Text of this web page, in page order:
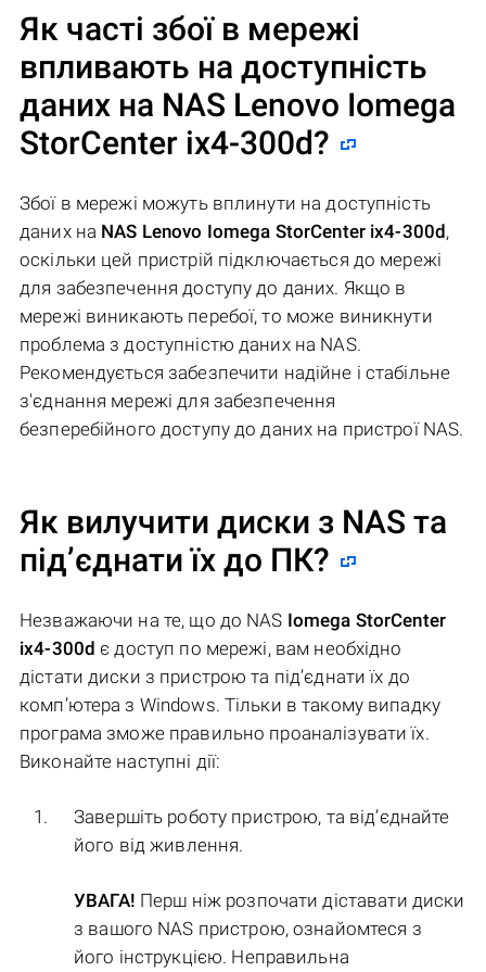
Як часті збої в мережі
впливають на доступність
даних на NAS Lenovo Iomega
StorCenter ix4-300d?
Збої в мережі можуть вплинути на доступність
даних на NAS Lenovo Iomega StorCenter ix4-300d,
оскільки цей пристрій підключається до мережі
для забезпечення доступу до даних. Якщо в
мережі виникають перебої, то може виникнути
проблема з доступністю даних на NAS.
Рекомендується забезпечити надійне і стабільне
з'єднання мережі для забезпечення
безперебійного доступу до даних на пристрої NAS.
Як вилучити диски з NAS та
під’єднати їх до ПК?
Незважаючи на те, що до NAS Iomega StorCenter
ix4-300d є доступ по мережі, вам необхідно
дістати диски з пристрою та під’єднати їх до
комп’ютера з Windows. Тільки в такому випадку
програма зможе правильно проаналізувати їх.
Виконайте наступні дії:
Завершіть роботу пристрою, та від’єднайте
його від живлення.
УВАГА! Перш ніж розпочати діставати диски
з вашого NAS пристрою, ознайомтеся з
його інструкцією. Неправильна